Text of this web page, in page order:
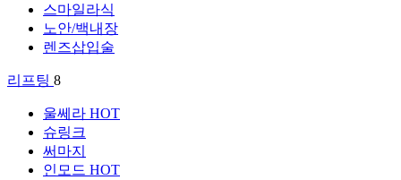
스마일라식
노안/백내장
렌즈삽입술
리프팅 8
울쎄라 HOT
슈링크
써마지
인모드 HOT